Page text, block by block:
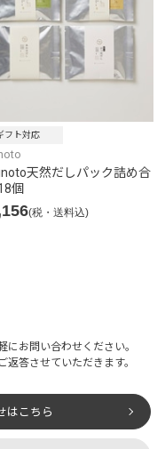
フト対応
天然だしパック詰め合
個
(税・送料込)
にお問い合わせください。
答させていただきます。
はこちら